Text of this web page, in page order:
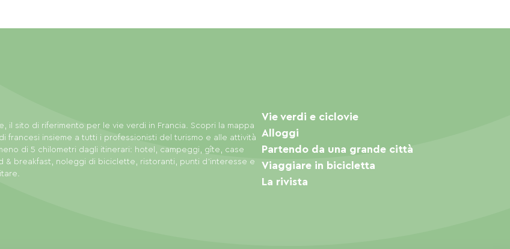
il sito di riferimento per le vie verdi in Francia. Scopri la mappa
francesi insieme a tutti i professionisti del turismo e alle attività
di 5 chilometri dagli itinerari: hotel, campeggi, gîte, case
& breakfast, noleggi di biciclette, ristoranti, punti d'interesse e
Vie verdi e ciclovie
Alloggi
Partendo da una grande città
Viaggiare in bicicletta
La rivista